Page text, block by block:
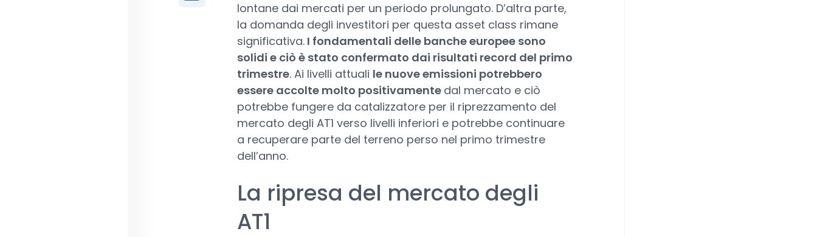
lontane dai mercati per un periodo prolungato. D’altra parte,
la domanda degli investitori per questa asset class rimane
significativa.I fondamentali delle banche europee sono
solidi e ciò è stato confermato dai risultati record del primo
trimestre. Ai livelli attuali le nuove emissioni potrebbero
essere accolte molto positivamente dal mercato e ciò
potrebbe fungere da catalizzatore per il riprezzamento del
mercato degli AT1 verso livelli inferiori e potrebbe continuare
a recuperare parte del terreno perso nel primo trimestre
dell’anno.
La ripresa del mercato degli
AT1